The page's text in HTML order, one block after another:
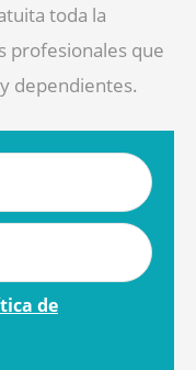
toda la
profesionales que
dependientes.
de